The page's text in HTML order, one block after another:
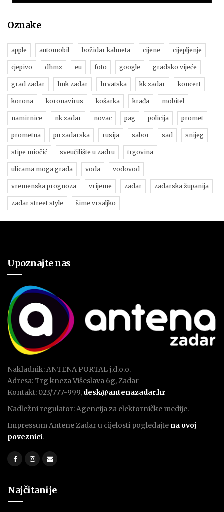
Oznake
apple automobil božidar kalmeta cijene cijepljenje
cjepivo dhmz eu foto google gradsko vijeće
grad zadar hnk zadar hrvatska kk zadar koncert
korona koronavirus košarka krađa mobitel
namirnice nk zadar novac pag policija promet
prometna pu zadarska rusija sabor sad snijeg
stipe miočić sveučilište u zadru trgovina
ulicama moga grada voda vodovod
vremenska prognoza vrijeme zadar zadarska županija
zadar street style šime vrsaljko
Upoznajte nas
Nakladnik: ANTENA PORTAL j.d.o.o.
Adresa: Trg kneza Višeslava 6g, Zadar
Kontakt: 023/777-999, desk@antenazadar.hr
Nadležni regulator: Agencija za elektorničke medije.
Impressum Antene Zadar u cijelosti pogledajte na ovoj
poveznici.
Najčitanije